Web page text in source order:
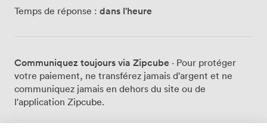
journée, une semaine ou plusieurs mois, nous adaptons
personnes. Chaque salle est dotée d'écrans tactiles, de
micros et de vidéoprojecteurs pour garantir le succès
de vos présentations. Nous organisons régulièrement
des séminaires, formations, team buildings,
brainstormings, conférences et soirées d'entreprise.
Temps de réponse : dans l'heure
Communiquez toujours via Zipcube · Pour protéger
votre paiement, ne transférez jamais d'argent et ne
communiquez jamais en dehors du site ou de
l'application Zipcube.